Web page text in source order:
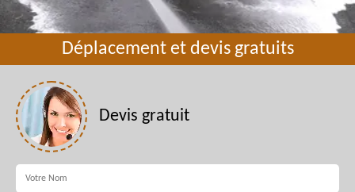
Déplacement et devis gratuits
Devis gratuit